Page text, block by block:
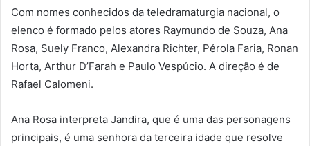
Com nomes conhecidos da teledramaturgia nacional, o
elenco é formado pelos atores Raymundo de Souza, Ana
Rosa, Suely Franco, Alexandra Richter, Pérola Faria, Ronan
Horta, Arthur D’Farah e Paulo Vespúcio. A direção é de
Rafael Calomeni.
Ana Rosa interpreta Jandira, que é uma das personagens
principais, é uma senhora da terceira idade que resolve